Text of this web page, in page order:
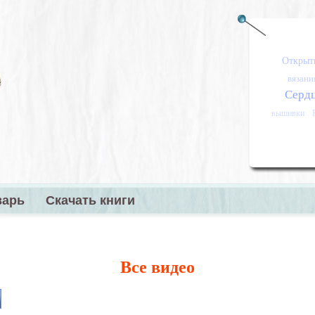
вышивки
Скачать книги
Все видео